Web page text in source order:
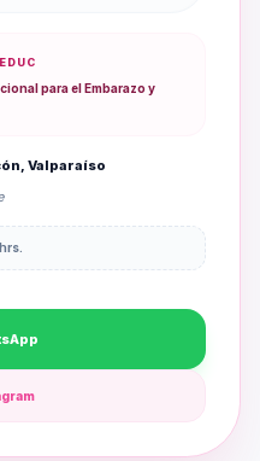
para el Embarazo y
Valparaíso